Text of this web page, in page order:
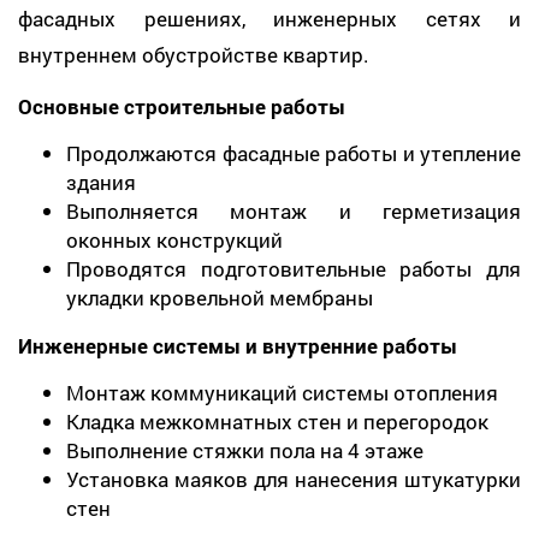
фасадных решениях, инженерных сетях и
внутреннем обустройстве квартир.
Основные строительные работы
Продолжаются фасадные работы и утепление
здания
Выполняется монтаж и герметизация
оконных конструкций
Проводятся подготовительные работы для
укладки кровельной мембраны
Инженерные системы и внутренние работы
Монтаж коммуникаций системы отопления
Кладка межкомнатных стен и перегородок
Выполнение стяжки пола на 4 этаже
Установка маяков для нанесения штукатурки
стен